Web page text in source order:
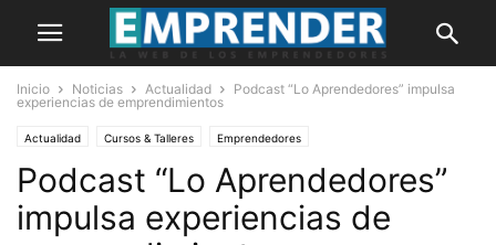
Inicio Noticias Actualidad
Podcast “Lo Aprendedores” impulsa
experiencias de emprendimientos
Actualidad Cursos & Talleres Emprendedores
Podcast “Lo Aprendedores”
impulsa experiencias de